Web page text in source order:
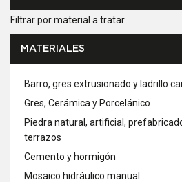
Filtrar por material a tratar
MATERIALES
Barro, gres extrusionado y ladrillo
Gres, Cerámica y Porcelánico
Piedra natural, artificial,
terrazos
Cemento y hormigón
Mosaico hidráulico manual